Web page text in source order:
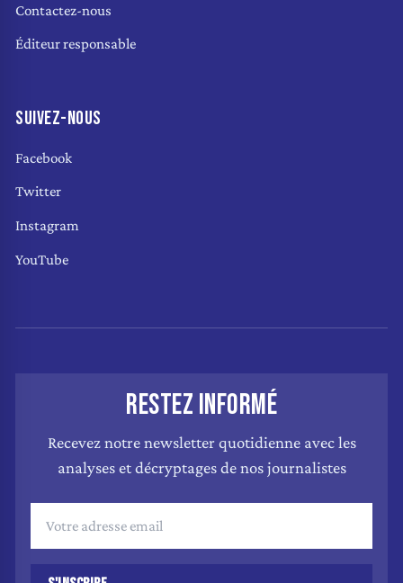
Contactez-nous
Éditeur responsable
SUIVEZ-NOUS
Facebook
Twitter
Instagram
YouTube
RESTEZ INFORMÉ
Recevez notre newsletter quotidienne avec les
analyses et décryptages de nos journalistes